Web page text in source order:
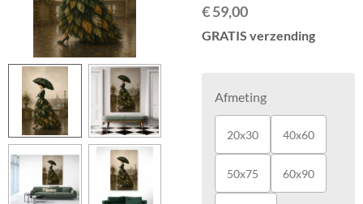
€ 59,00
GRATIS verzending
Afmeting
20x30 40x60
50x75 60x90